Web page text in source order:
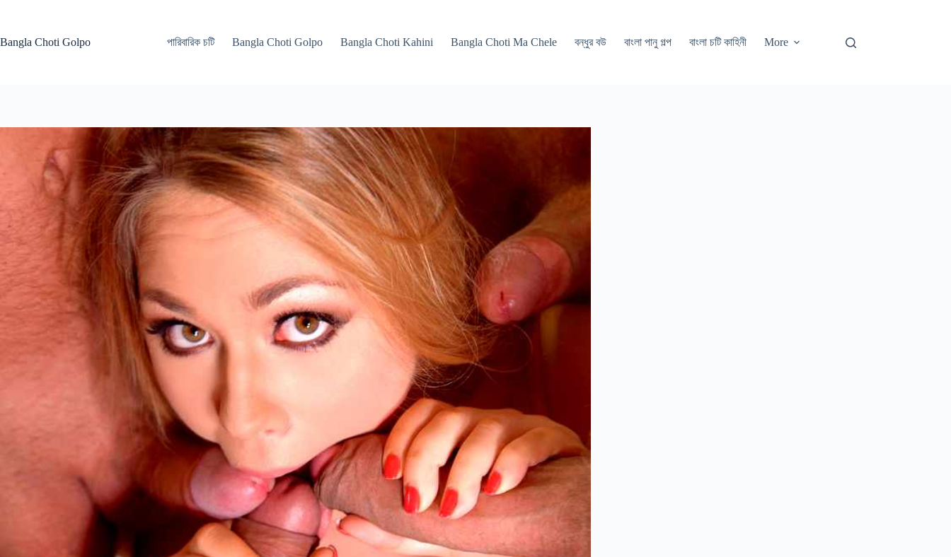
Bangla Choti Golpo
পারিবারিক চটি Bangla Choti Golpo Bangla Choti Kahini Bangla Choti Ma Chele বন্ধুর বউ বাংলা পানু গল্প বাংলা চটি কাহিনী More